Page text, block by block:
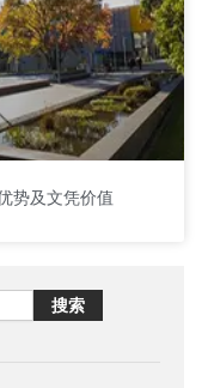
势及文凭价值
搜索